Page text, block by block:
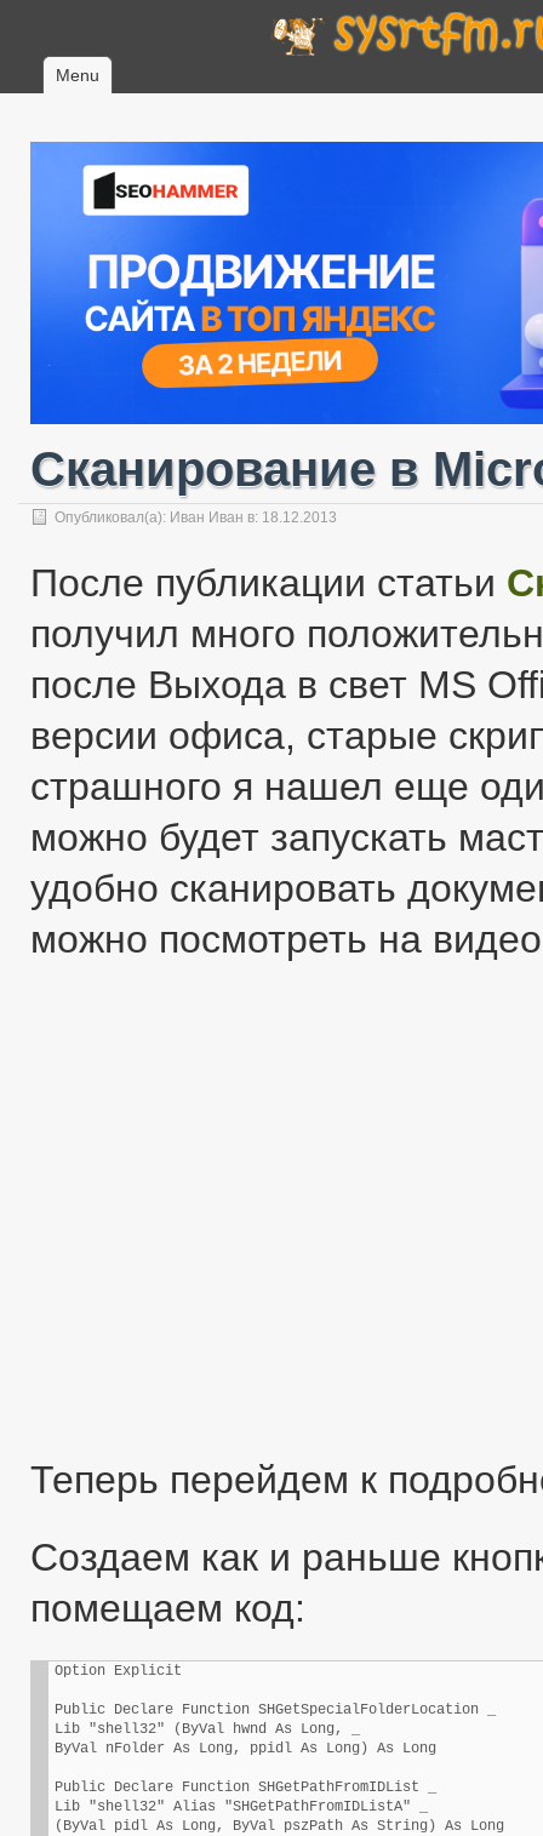
Menu
Сканирование в
Опубликовал(а): Иван Иван в: 18.12.2013
После публикации статьи
получил много
после Выхода в свет MS
версии офиса, старые
страшного я нашел еще
можно будет запускать
удобно сканировать
можно посмотреть на
Теперь перейдем к
Создаем как и раньше
помещаем код:
Option Explicit
Public Declare Function SHGetSpecialFolderLocation _
Lib "shell32" (ByVal hwnd As Long, _
ByVal nFolder As Long, ppidl As Long) As Long
Public Declare Function SHGetPathFromIDList _
Lib "shell32" Alias "SHGetPathFromIDListA" _
(ByVal pidl As Long, ByVal pszPath As String) As Long